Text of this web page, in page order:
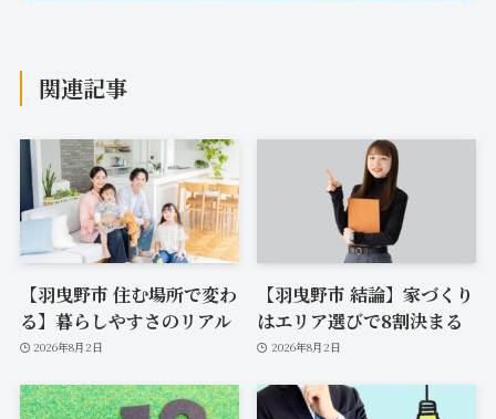
関連記事
【羽曳野市 住む場所で変わ
る】暮らしやすさのリアル
2026年8月2日
【羽曳野市 結論】家づくり
はエリア選びで8割決まる
2026年8月2日